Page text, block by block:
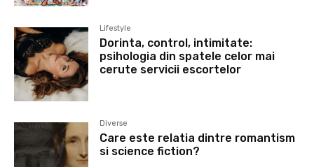
Lifestyle
Dorinta, control, intimitate:
psihologia din spatele celor mai
cerute servicii escortelor
Diverse
Care este relatia dintre romantism
si science fiction?